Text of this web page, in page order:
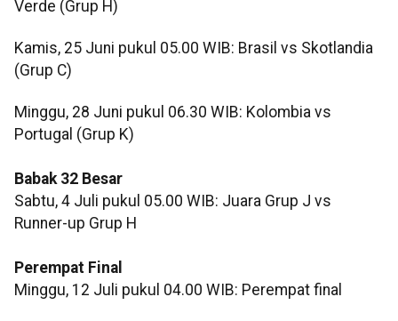
Verde (Grup H)
Kamis, 25 Juni pukul 05.00 WIB: Brasil vs Skotlandia
(Grup C)
Minggu, 28 Juni pukul 06.30 WIB: Kolombia vs
Portugal (Grup K)
Babak 32 Besar
Sabtu, 4 Juli pukul 05.00 WIB: Juara Grup J vs
Runner-up Grup H
Perempat Final
Minggu, 12 Juli pukul 04.00 WIB: Perempat final